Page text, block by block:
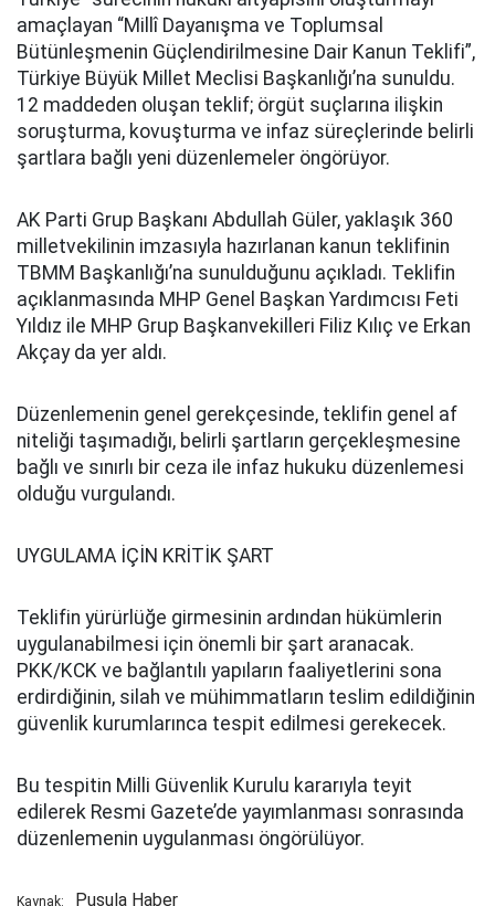
amaçlayan “Millî Dayanışma ve Toplumsal
Bütünleşmenin Güçlendirilmesine Dair Kanun Teklifi”,
Türkiye Büyük Millet Meclisi Başkanlığı’na sunuldu.
12 maddeden oluşan teklif; örgüt suçlarına ilişkin
soruşturma, kovuşturma ve infaz süreçlerinde belirli
şartlara bağlı yeni düzenlemeler öngörüyor.
AK Parti Grup Başkanı Abdullah Güler, yaklaşık 360
milletvekilinin imzasıyla hazırlanan kanun teklifinin
TBMM Başkanlığı’na sunulduğunu açıkladı. Teklifin
açıklanmasında MHP Genel Başkan Yardımcısı Feti
Yıldız ile MHP Grup Başkanvekilleri Filiz Kılıç ve Erkan
Akçay da yer aldı.
Düzenlemenin genel gerekçesinde, teklifin genel af
niteliği taşımadığı, belirli şartların gerçekleşmesine
bağlı ve sınırlı bir ceza ile infaz hukuku düzenlemesi
olduğu vurgulandı.
UYGULAMA İÇİN KRİTİK ŞART
Teklifin yürürlüğe girmesinin ardından hükümlerin
uygulanabilmesi için önemli bir şart aranacak.
PKK/KCK ve bağlantılı yapıların faaliyetlerini sona
erdirdiğinin, silah ve mühimmatların teslim edildiğinin
güvenlik kurumlarınca tespit edilmesi gerekecek.
Bu tespitin Milli Güvenlik Kurulu kararıyla teyit
edilerek Resmi Gazete’de yayımlanması sonrasında
düzenlemenin uygulanması öngörülüyor.
Kaynak: Pusula Haber